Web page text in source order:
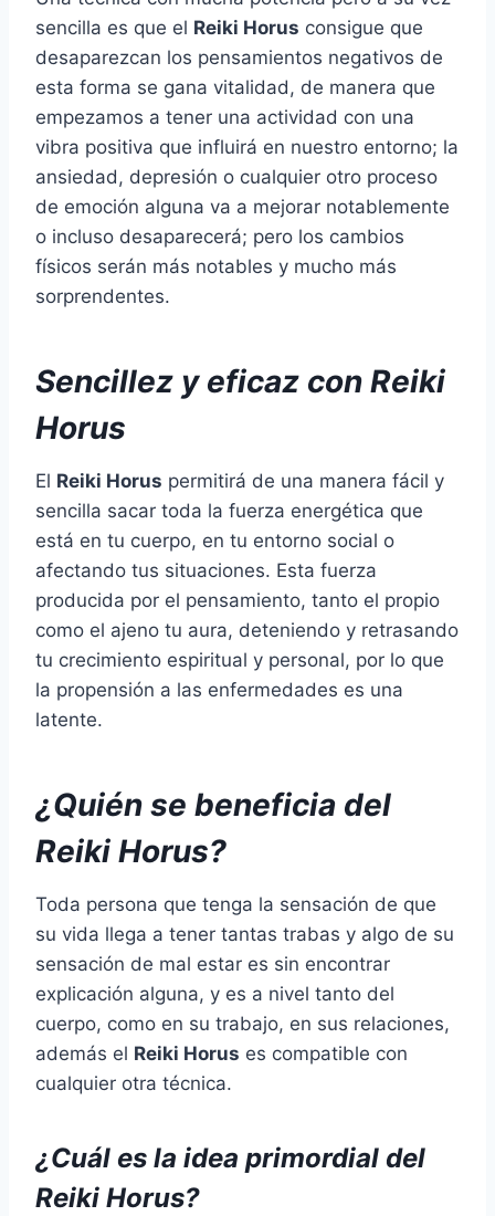
sencilla es que el Reiki Horus consigue que
desaparezcan los pensamientos negativos de
esta forma se gana vitalidad, de manera que
empezamos a tener una actividad con una
vibra positiva que influirá en nuestro entorno; la
ansiedad, depresión o cualquier otro proceso
de emoción alguna va a mejorar notablemente
o incluso desaparecerá; pero los cambios
físicos serán más notables y mucho más
sorprendentes.
Sencillez y eficaz con Reiki
Horus
El Reiki Horus permitirá de una manera fácil y
sencilla sacar toda la fuerza energética que
está en tu cuerpo, en tu entorno social o
afectando tus situaciones. Esta fuerza
producida por el pensamiento, tanto el propio
como el ajeno tu aura, deteniendo y retrasando
tu crecimiento espiritual y personal, por lo que
la propensión a las enfermedades es una
latente.
¿Quién se beneficia del
Reiki Horus?
Toda persona que tenga la sensación de que
su vida llega a tener tantas trabas y algo de su
sensación de mal estar es sin encontrar
explicación alguna, y es a nivel tanto del
cuerpo, como en su trabajo, en sus relaciones,
además el Reiki Horus es compatible con
cualquier otra técnica.
¿Cuál es la idea primordial del
Reiki Horus?